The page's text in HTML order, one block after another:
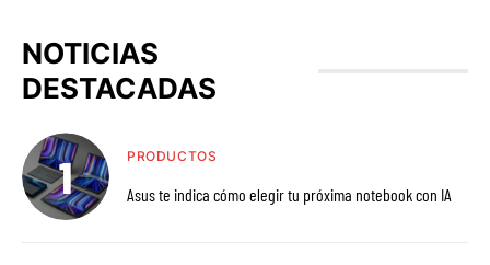
NOTICIAS
DESTACADAS
PRODUCTOS
Asus te indica cómo elegir tu próxima notebook con IA